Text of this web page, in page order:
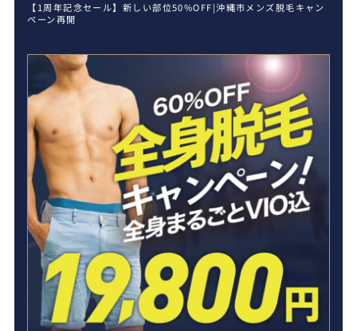
【1周年記念セール】新しい部位50%OFF|沖縄市メンズ脱毛キャン
ペーン再開